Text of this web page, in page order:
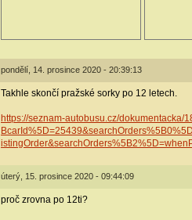
pondělí, 14. prosince 2020 - 20:39:13
Takhle skončí pražské sorky po 12 letech.
https://seznam-autobusu.cz/dokumentacka/
úterý, 15. prosince 2020 - 09:44:09
proč zrovna po 12ti?